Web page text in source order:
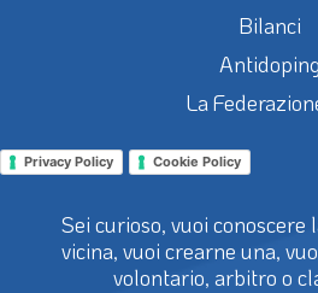
Bilanci
La
Privacy Policy Cookie Policy
Sei curioso, vuoi conoscere
vicina, vuoi crearne una,
volontario, arbitro o